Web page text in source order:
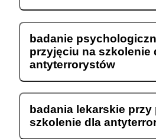
badanie
przyjęciu na szkolenie
antyterrorystów
badania lekarskie
szkolenie dla